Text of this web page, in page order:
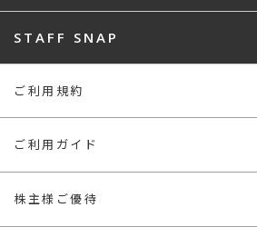
STAFF SNAP
ご利用規約
ご利用ガイド
株主様ご優待